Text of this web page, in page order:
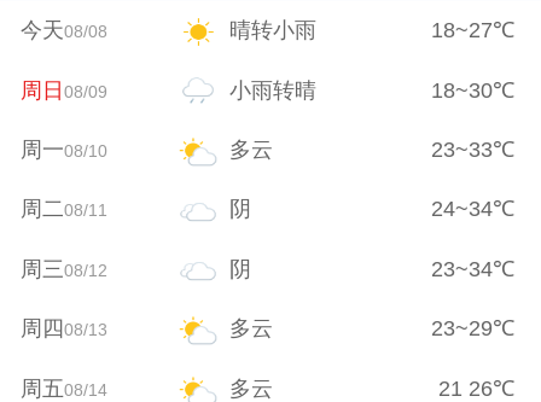
今天08/08 晴转小雨 18~27℃
周日08/09 小雨转晴 18~30℃
周一08/10 多云 23~33℃
周二08/11 阴 24~34℃
周三08/12 阴 23~34℃
周四08/13 多云 23~29℃
周五08/14 多云 21 26℃